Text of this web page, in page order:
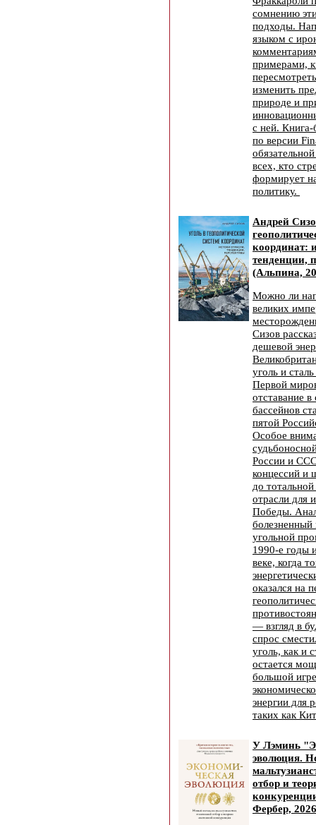
сомнению
подходы.
языком с
примерами,
изменить
природе и
с ней. Книга-
по версии
всех, кто
формирует
политику.
Андрей
координат:
тенденции,
(Альпина,
Можно ли
великих
Сизов
дешевой
уголь и
Первой
отставание
бассейнов
пятой
Особое
России и
концессий и
до
отрасли для
Победы.
болезненный
угольной
1990-е годы
веке, когда
оказался на
— взгляд в
спрос
уголь, как и
остается
большой
энергии для
таких как
У Лэминь
эволюция.
отбор и
Фербер,